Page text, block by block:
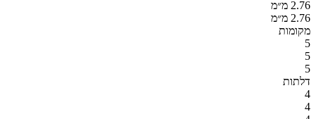
2.76 מ״מ
2.76 מ״מ
מקומות
5
5
5
דלתות
4
4